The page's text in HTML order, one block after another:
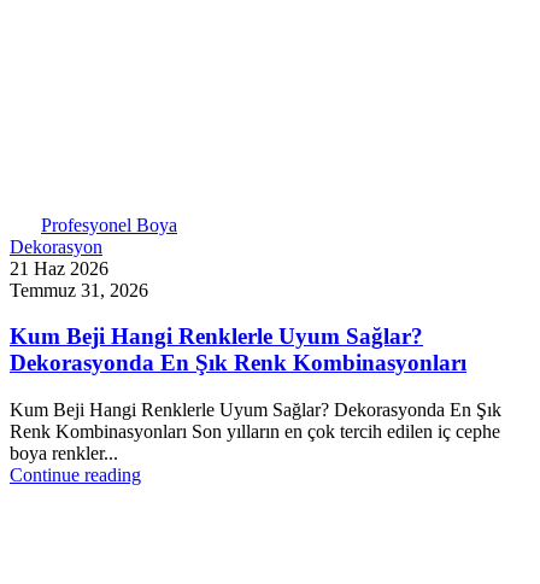
Profesyonel Boya
Dekorasyon
21 Haz 2026
Temmuz 31, 2026
Kum Beji Hangi Renklerle Uyum Sağlar?
Dekorasyonda En Şık Renk Kombinasyonları
Kum Beji Hangi Renklerle Uyum Sağlar? Dekorasyonda En Şık
Renk Kombinasyonları Son yılların en çok tercih edilen iç cephe
boya renkler...
Continue reading